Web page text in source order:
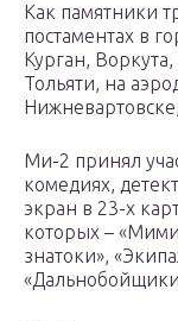
Как памятники
постаментах в
Курган,
Тольяти, на
Ми-2 принял
комедиях,
экран в 23-х
которых –
знатоки»,